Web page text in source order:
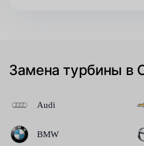
Замена турбины в
Audi
BMW